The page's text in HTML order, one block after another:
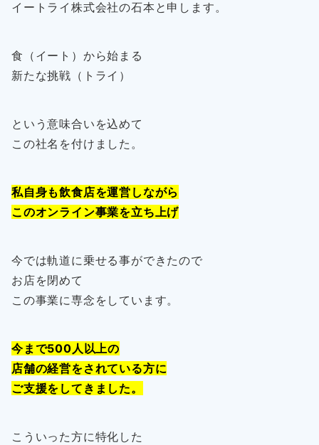
イートライ株式会社の石本と申します。
食（イート）から始まる
新たな挑戦（トライ）
という意味合いを込めて
この社名を付けました。
私自身も飲食店を運営しながら
このオンライン事業を立ち上げ
今では軌道に乗せる事ができたので
お店を閉めて
この事業に専念をしています。
今まで500人以上の
店舗の経営をされている方に
ご支援をしてきました。
こういった方に特化した